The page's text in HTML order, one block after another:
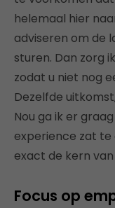
helemaal hier
adviseren om de
sturen. Dan zorg
zodat u niet nog
Dezelfde
Nou ga ik er
experience zat te
exact de kern
Focus op